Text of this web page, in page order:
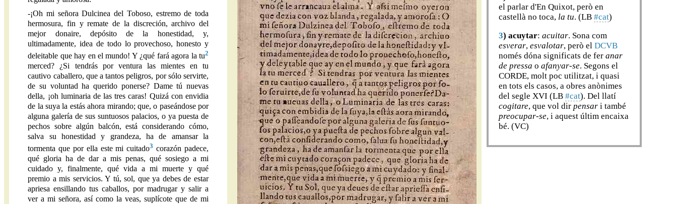
-¡Oh mi señora Dulcinea del Toboso, estremo de toda
hermosura, fin y remate de la discreción, archivo del
mejor donaire, depósito de la honestidad, y,
ultimadamente, idea de todo lo provechoso, honesto y
deleitable que hay en el mundo! Y ¿qué fará agora la tu2
merced? ¿Si tendrás por ventura las mientes en tu
cautivo caballero, que a tantos peligros, por sólo servirte,
de su voluntad ha querido ponerse? Dame tú nuevas
della, ¡oh luminaria de las tres caras! Quizá con envidia
de la suya la estás ahora mirando; que, o paseándose por
alguna galería de sus suntuosos palacios, o ya puesta de
pechos sobre algún balcón, está considerando cómo,
salva su honestidad y grandeza, ha de amansar la
tormenta que por ella este mi cuitado3 corazón padece,
qué gloria ha de dar a mis penas, qué sosiego a mi
cuidado y, finalmente, qué vida a mi muerte y qué
premio a mis servicios. Y tú, sol, que ya debes de estar
apriesa ensillando tus caballos, por madrugar y salir a
ver a mi señora, así como la veas, suplícote que de mi
el parlar d'En Quixot, però en
castellà no toca, la tu. (LB#cat)
3) acuytar:acuitar. Sona com
esverar,esvalotar, però elDCVB
només dóna significats de feranar
de pressa oafanyar-se. Segons el
CORDE, molt poc utilitzat, i quasi
en tots els casos, a obres anònimes
del segle XVI (LB#cat). Del llatí
cogitare, que vol dirpensar i també
preocupar-se, i aquest últim encaixa
bé. (VC)